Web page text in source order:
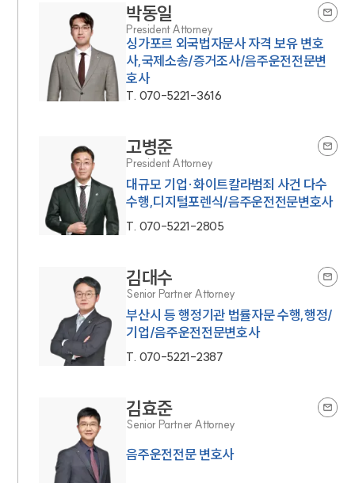
박동일
President Attorney
싱가포르 외국법자문사 자격 보유 변호
사,국제소송/증거조사/음주운전전문변
호사
T. 070-5221-3616
고병준
President Attorney
대규모 기업·화이트칼라범죄 사건 다수
수행,디지털포렌식/음주운전전문변호사
T. 070-5221-2805
김대수
Senior Partner Attorney
부산시 등 행정기관 법률자문 수행,행정/
기업/음주운전전문변호사
T. 070-5221-2387
김효준
Senior Partner Attorney
음주운전전문 변호사